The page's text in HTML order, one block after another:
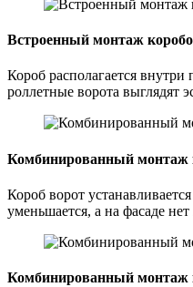
Встроенный монтаж
Короб располагается
роллетные ворота выглядят
Комбинированный монтаж
Короб ворот
уменьшается, а на фасаде
Комбинированный монтаж